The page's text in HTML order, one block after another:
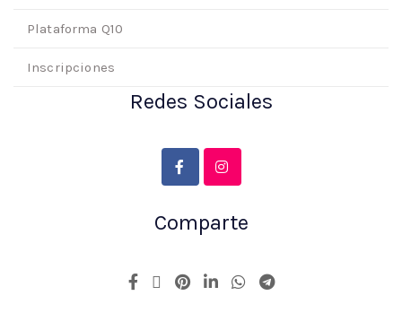
Plataforma Q10
Inscripciones
Redes Sociales
Comparte